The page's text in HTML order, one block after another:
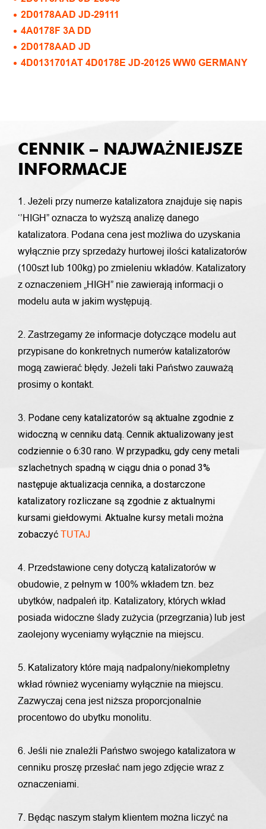
2D0178AAD JD-29111
4A0178F 3A DD
2D0178AAD JD
4D0131701AT 4D0178E JD-20125 WW0 GERMANY
CENNIK – NAJWAŻNIEJSZE
INFORMACJE
1. Jeżeli przy numerze katalizatora znajduje się napis
‘’HIGH” oznacza to wyższą analizę danego
katalizatora. Podana cena jest możliwa do uzyskania
wyłącznie przy sprzedaży hurtowej ilości katalizatorów
(100szt lub 100kg) po zmieleniu wkładów. Katalizatory
z oznaczeniem „HIGH” nie zawierają informacji o
modelu auta w jakim występują.
2. Zastrzegamy że informacje dotyczące modelu aut
przypisane do konkretnych numerów katalizatorów
mogą zawierać błędy. Jeżeli taki Państwo zauważą
prosimy o kontakt.
3. Podane ceny katalizatorów są aktualne zgodnie z
widoczną w cenniku datą. Cennik aktualizowany jest
codziennie o 6:30 rano. W przypadku, gdy ceny metali
szlachetnych spadną w ciągu dnia o ponad 3%
następuje aktualizacja cennika, a dostarczone
katalizatory rozliczane są zgodnie z aktualnymi
kursami giełdowymi. Aktualne kursy metali można
zobaczyć TUTAJ
4. Przedstawione ceny dotyczą katalizatorów w
obudowie, z pełnym w 100% wkładem tzn. bez
ubytków, nadpaleń itp. Katalizatory, których wkład
posiada widoczne ślady zużycia (przegrzania) lub jest
zaolejony wyceniamy wyłącznie na miejscu.
5. Katalizatory które mają nadpalony/niekompletny
wkład również wyceniamy wyłącznie na miejscu.
Zazwyczaj cena jest niższa proporcjonalnie
procentowo do ubytku monolitu.
6. Jeśli nie znaleźli Państwo swojego katalizatora w
cenniku proszę przesłać nam jego zdjęcie wraz z
oznaczeniami.
7. Będąc naszym stałym klientem można liczyć na